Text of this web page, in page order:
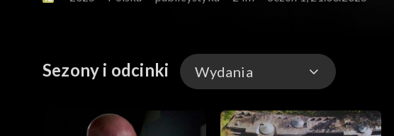
Sezony i odcinki Wydania
Wydania